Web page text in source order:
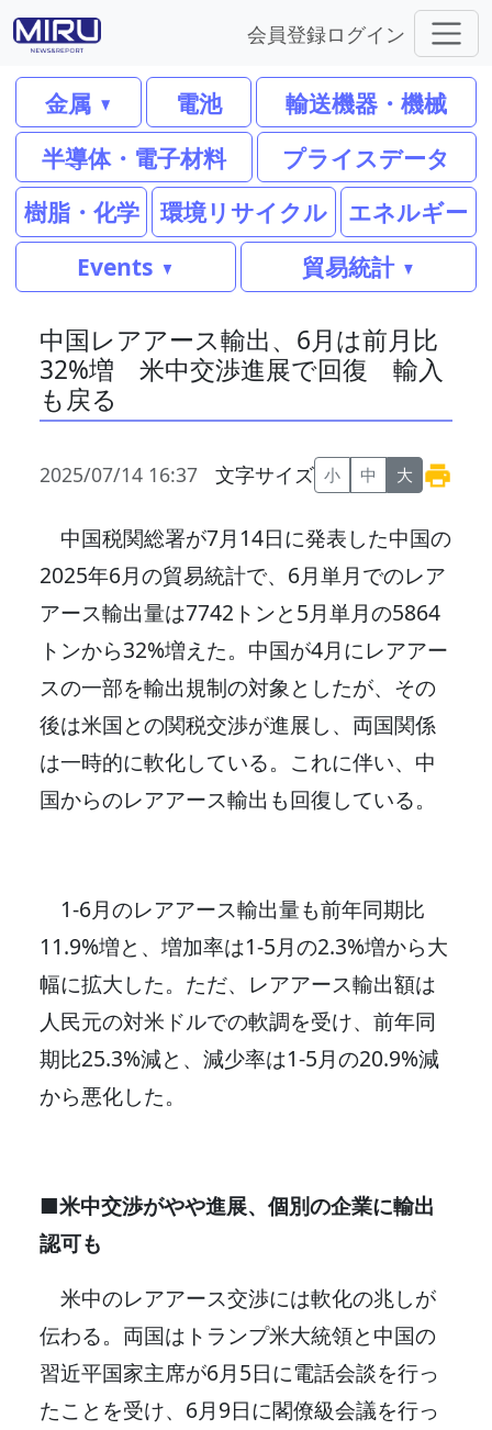
会員登録ログイン
金属 電池
輸送機器・機械
半導体・電子材料
プライスデータ
樹脂・化学
環境リサイクル
エネルギー
Events
貿易統計
中国レアアース輸出、6月は前月比
32%増 米中交渉進展で回復 輸入
も戻る
2025/07/14 16:37 文字サイズ 小 中 大
中国税関総署が7月14日に発表した中国の
2025年6月の貿易統計で、6月単月でのレア
アース輸出量は7742トンと5月単月の5864
トンから32%増えた。中国が4月にレアアー
スの一部を輸出規制の対象としたが、その
後は米国との関税交渉が進展し、両国関係
は一時的に軟化している。これに伴い、中
国からのレアアース輸出も回復している。
1-6月のレアアース輸出量も前年同期比
11.9%増と、増加率は1-5月の2.3%増から大
幅に拡大した。ただ、レアアース輸出額は
人民元の対米ドルでの軟調を受け、前年同
期比25.3%減と、減少率は1-5月の20.9%減
から悪化した。
■米中交渉がやや進展、個別の企業に輸出
認可も
米中のレアアース交渉には軟化の兆しが
伝わる。両国はトランプ米大統領と中国の
習近平国家主席が6月5日に電話会談を行っ
たことを受け、6月9日に閣僚級会議を行っ